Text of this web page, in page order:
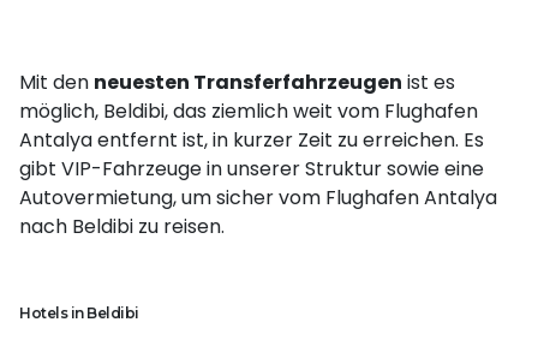
Mit den neuesten Transferfahrzeugen ist es
möglich, Beldibi, das ziemlich weit vom Flughafen
Antalya entfernt ist, in kurzer Zeit zu erreichen. Es
gibt VIP-Fahrzeuge in unserer Struktur sowie eine
Autovermietung, um sicher vom Flughafen Antalya
nach Beldibi zu reisen.
Hotels in Beldibi